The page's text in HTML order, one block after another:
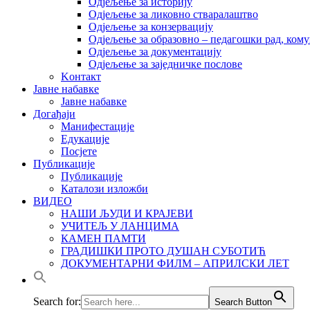
Одјељење за ликовно стваралаштво
Одјељење за конзервацију
Одјељење за образовно – педагошки рад,
Одјељење за документацију
Одјељење за заједничке послове
Kонтакт
Јавне набавке
Јавне набавке
Догађаји
Манифестације
Едукације
Посјете
Публикације
Публикације
Каталози изложби
ВИДЕО
НАШИ ЉУДИ И КРАЈЕВИ
УЧИТЕЉ У ЛАНЦИМА
КАМЕН ПАМТИ
ГРАДИШКИ ПРОТО ДУШАН СУБОТИЋ
ДОКУМЕНТАРНИ ФИЛМ – АПРИЛСКИ ЛЕТ
Search for: Search Button